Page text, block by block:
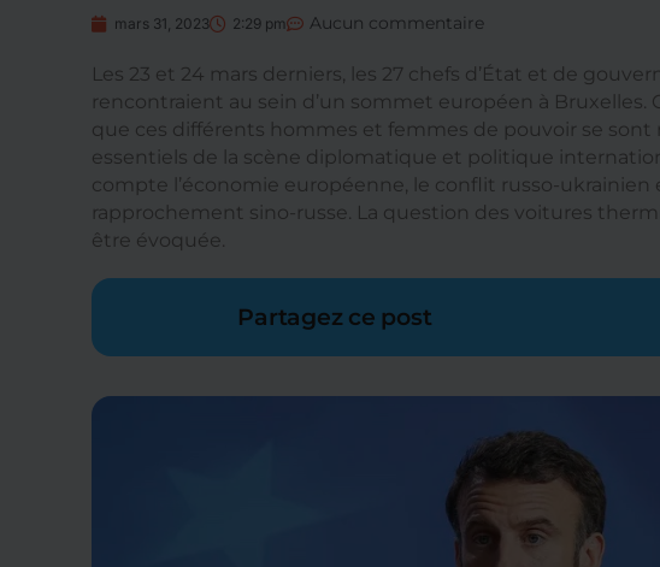
mars 31, 2023 2:29 pm Aucun commentaire
Les 23 et 24 mars derniers, les 27 chefs d’État et de
rencontraient au sein d’un sommet européen à Bruxelles.
que ces différents hommes et femmes de pouvoir se
essentiels de la scène diplomatique et politique
compte l’économie européenne, le conflit russo-ukrainien
rapprochement sino-russe. La question des voitures
être évoquée.
Partagez ce post